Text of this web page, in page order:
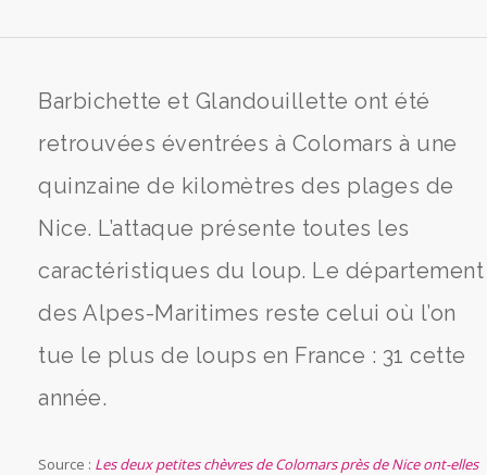
Barbichette et Glandouillette ont été
retrouvées éventrées à Colomars à une
quinzaine de kilomètres des plages de
Nice. L’attaque présente toutes les
caractéristiques du loup. Le département
des Alpes-Maritimes reste celui où l’on
tue le plus de loups en France : 31 cette
année.
Source : Les deux petites chèvres de Colomars près de Nice ont-elles